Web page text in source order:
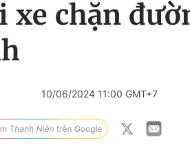
chặn
10/06/2024 11:00 GMT+7